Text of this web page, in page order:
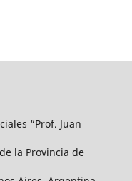
“Prof. Juan
la Provincia de